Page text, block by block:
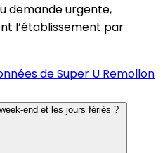
demande urgente,
l’établissement par
de Super U Remollon
end et les jours fériés ?